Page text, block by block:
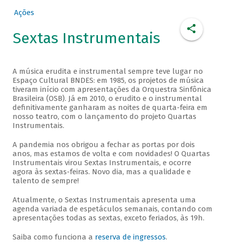
Ações
Sextas Instrumentais
A música erudita e instrumental sempre teve lugar no
Espaço Cultural BNDES: em 1985, os projetos de música
tiveram início com apresentações da Orquestra Sinfônica
Brasileira (OSB). Já em 2010, o erudito e o instrumental
definitivamente ganharam as noites de quarta-feira em
nosso teatro, com o lançamento do projeto Quartas
Instrumentais.
A pandemia nos obrigou a fechar as portas por dois
anos, mas estamos de volta e com novidades! O Quartas
Instrumentais virou Sextas Instrumentais, e ocorre
agora às sextas-feiras. Novo dia, mas a qualidade e
talento de sempre!
Atualmente, o Sextas Instrumentais apresenta uma
agenda variada de espetáculos semanais, contando com
apresentações todas as sextas, exceto feriados, às 19h.
Saiba como funciona a reserva de ingressos.